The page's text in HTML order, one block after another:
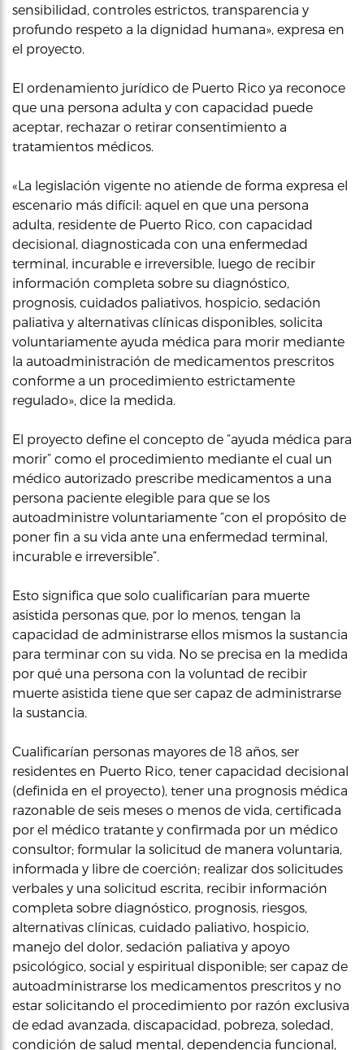
sensibilidad, controles estrictos, transparencia y
profundo respeto a la dignidad humana», expresa en
el proyecto.
El ordenamiento jurídico de Puerto Rico ya reconoce
que una persona adulta y con capacidad puede
aceptar, rechazar o retirar consentimiento a
tratamientos médicos.
«La legislación vigente no atiende de forma expresa el
escenario más difícil: aquel en que una persona
adulta, residente de Puerto Rico, con capacidad
decisional, diagnosticada con una enfermedad
terminal, incurable e irreversible, luego de recibir
información completa sobre su diagnóstico,
prognosis, cuidados paliativos, hospicio, sedación
paliativa y alternativas clínicas disponibles, solicita
voluntariamente ayuda médica para morir mediante
la autoadministración de medicamentos prescritos
conforme a un procedimiento estrictamente
regulado», dice la medida.
El proyecto define el concepto de “ayuda médica para
morir” como el procedimiento mediante el cual un
médico autorizado prescribe medicamentos a una
persona paciente elegible para que se los
autoadministre voluntariamente “con el propósito de
poner fin a su vida ante una enfermedad terminal,
incurable e irreversible”.
Esto significa que solo cualificarían para muerte
asistida personas que, por lo menos, tengan la
capacidad de administrarse ellos mismos la sustancia
para terminar con su vida. No se precisa en la medida
por qué una persona con la voluntad de recibir
muerte asistida tiene que ser capaz de administrarse
la sustancia.
Cualificarían personas mayores de 18 años, ser
residentes en Puerto Rico, tener capacidad decisional
(definida en el proyecto), tener una prognosis médica
razonable de seis meses o menos de vida, certificada
por el médico tratante y confirmada por un médico
consultor; formular la solicitud de manera voluntaria,
informada y libre de coerción; realizar dos solicitudes
verbales y una solicitud escrita, recibir información
completa sobre diagnóstico, prognosis, riesgos,
alternativas clínicas, cuidado paliativo, hospicio,
manejo del dolor, sedación paliativa y apoyo
psicológico, social y espiritual disponible; ser capaz de
autoadministrarse los medicamentos prescritos y no
estar solicitando el procedimiento por razón exclusiva
de edad avanzada, discapacidad, pobreza, soledad,
condición de salud mental, dependencia funcional,